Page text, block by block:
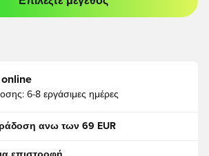
να συνδεθείτε ή να εγγραφείτε ως
6-8 εργάσιμες ημέρες
ανω των 69 EUR